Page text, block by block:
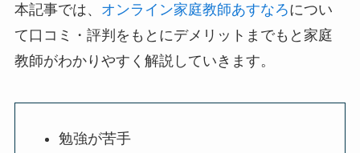
本記事では、 オンライン家庭教師あすなろについ
て口コミ・評判をもとにデメリットまでもと家庭
教師がわかりやすく解説していきます。
勉強が苦手